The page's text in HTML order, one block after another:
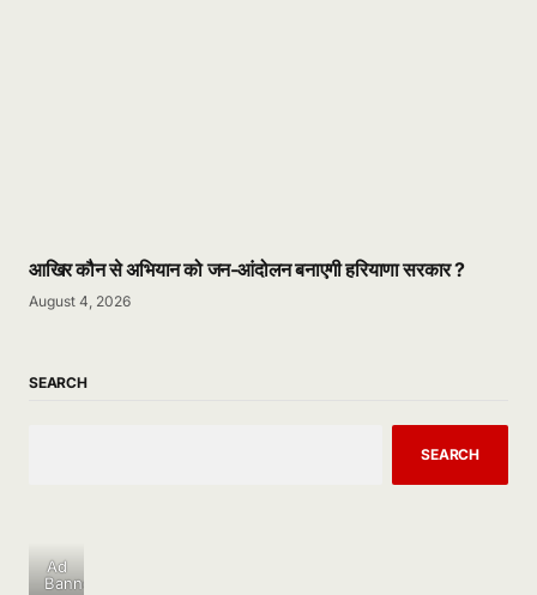
आखिर कौन से अभियान को जन-आंदोलन बनाएगी हरियाणा सरकार ?
August 4, 2026
SEARCH
SEARCH
Ad
Banner